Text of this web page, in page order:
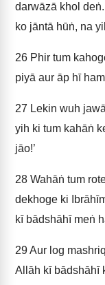
darwāzā khol
ko jāntā hūṅ, na
26 Phir tum
piyā aur āp hī
27 Lekin wuh
yih ki tum kahāṅ
jāo!’
28 Wahāṅ tum
dekhoge ki
kī bādshāhī meṅ
29Aur log
Allāh kī bādshāhī